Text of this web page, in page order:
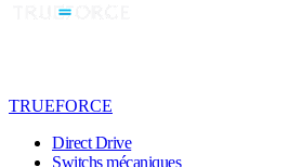
TRUEFORCE
Direct Drive
Switchs mécaniques